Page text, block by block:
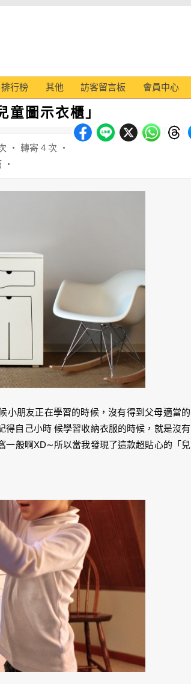
排行榜 其他 訪客留言板 會員中心
童圖示衣櫃」
‧ 轉寄 4 次 ‧
‧
小朋友正在學習的時候，沒有得到父母適當的
得自己小時 候學習收納衣服的時候，就是沒有
一般啊XD∼所以當我發現了這款超貼心的「兒